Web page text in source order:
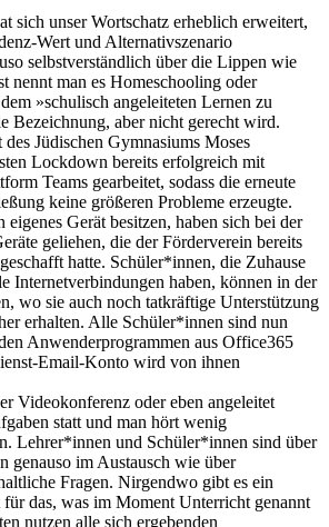
sich unser Wortschatz erheblich erweitert,
Wert und Alternativszenario
selbstverständlich über die Lippen wie
nennt man es Homeschooling oder
»schulisch angeleiteten Lernen zu
Bezeichnung, aber nicht gerecht wird.
Jüdischen Gymnasiums Moses
Lockdown bereits erfolgreich mit
Teams gearbeitet, sodass die erneute
keine größeren Probleme erzeugte.
Gerät besitzen, haben sich bei der
geliehen, die der Förderverein bereits
hatte. Schüler*innen, die Zuhause
Internetverbindungen haben, können in der
wo sie auch noch tatkräftige Unterstützung
erhalten. Alle Schüler*innen sind nun
Anwenderprogrammen aus Office365
Email-Konto wird von ihnen
Videokonferenz oder eben angeleitet
statt und man hört wenig
Lehrer*innen und Schüler*innen sind über
genauso im Austausch wie über
Fragen. Nirgendwo gibt es ein
das, was im Moment Unterricht genannt
nutzen alle sich ergebenden